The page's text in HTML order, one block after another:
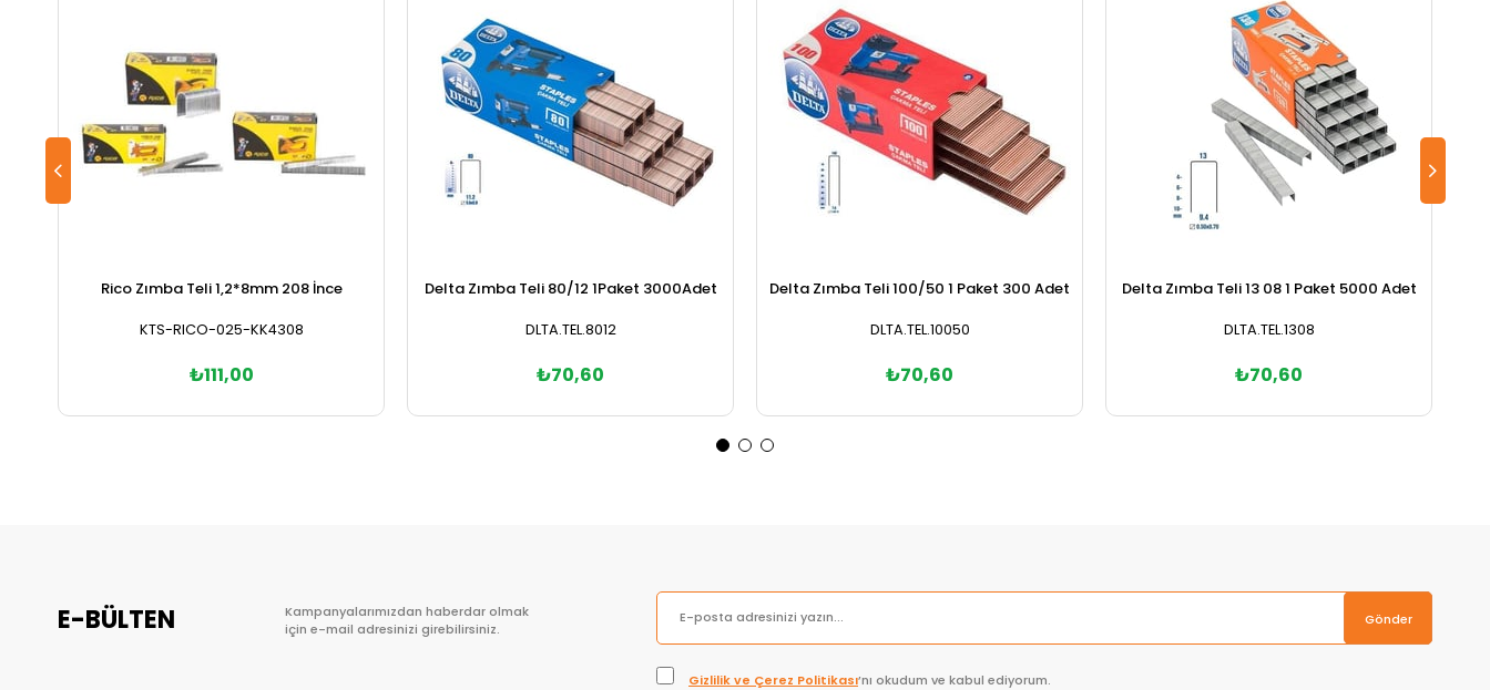
Rico Zımba Teli 1,2*8mm 208 İnce
KTS-RICO-025-KK4308
₺111,00
Delta Zımba Teli 80/12 1Paket 3000Adet
DLTA.TEL.8012
₺70,60
Delta Zımba Teli 100/50 1 Paket 300 Adet
DLTA.TEL.10050
₺70,60
Delta Zımba Teli 13 08 1 Paket 5000 Adet
DLTA.TEL.1308
₺70,60
E-BÜLTEN
Kampanyalarımızdan haberdar olmak
için e-mail adresinizi girebilirsiniz.
Gönder
Gizlilik ve Çerez Politikası’nı okudum ve kabul ediyorum.